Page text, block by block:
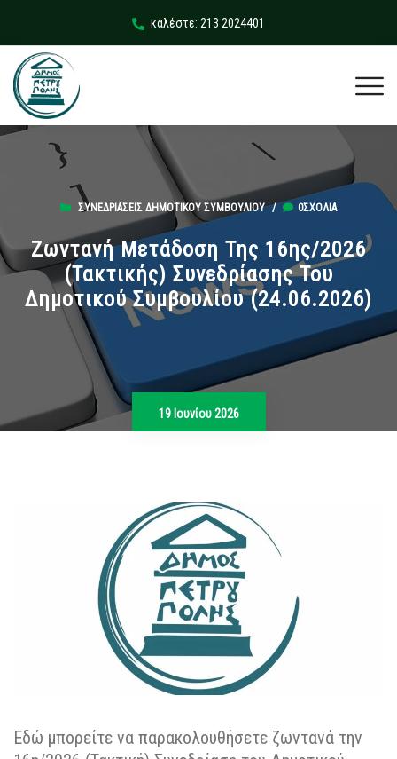
καλέστε: 213 2024401
ΣΥΝΕΔΡΙΆΣΕΙΣ ΔΗΜΟΤΙΚΟΎ ΣΥΜΒΟΥΛΊΟΥ/ 0ΣΧΌΛΙΑ
Ζωντανή Μετάδοση Της 16ης/2026
(Τακτικής) Συνεδρίασης Του
Δημοτικού Συμβουλίου (24.06.2026)
19 Ιουνίου 2026
Εδώ μπορείτε να παρακολουθήσετε ζωντανά την